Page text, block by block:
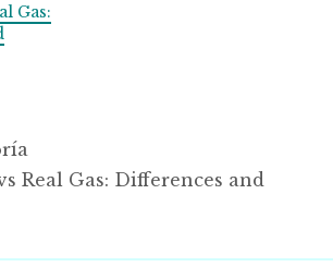
Gas:
Real Gas: Differences and